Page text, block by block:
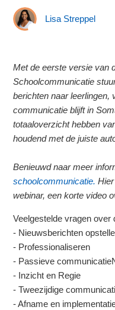
Lisa Streppel
Met de eerste versie van
Schoolcommunicatie
berichten naar leerlingen,
communicatie blijft in
totaaloverzicht hebben
houdend met de juiste
Benieuwd naar meer
schoolcommunicatie.
webinar, een korte video
Veelgestelde vragen over
- Nieuwsberichten
- Professionaliseren
- Passieve
- Inzicht en Regie
- Tweezijdige
- Afname en